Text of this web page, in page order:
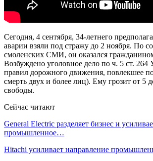
Сегодня, 4 сентября, 34-летнего
аварии взяли под стражу до 2 ноября. По
смоленских СМИ, он оказался
Возбуждено уголовное дело по ч. 5 ст.
правил дорожного движения, повлекшее
смерть двух и более лиц). Ему грозит от 5
свободы.
Сейчас читают
General Electric разделяет бизнес и
промышленное…
Hitachi усиливает направление